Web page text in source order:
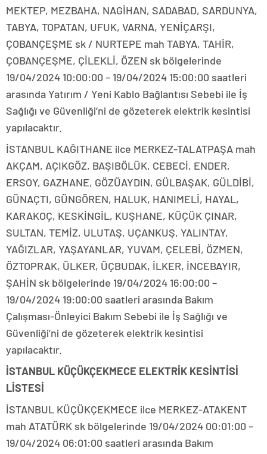
MEKTEP, MEZBAHA, NAGİHAN, SADABAD, SARDUNYA,
TABYA, TOPATAN, UFUK, VARNA, YENİÇARŞI,
ÇOBANÇEŞME sk / NURTEPE mah TABYA, TAHİR,
ÇOBANÇEŞME, ÇİLEKLİ, ÖZEN sk bölgelerinde
19/04/2024 10:00:00 – 19/04/2024 15:00:00 saatleri
arasında Yatırım / Yeni Kablo Bağlantısı Sebebi ile İş
Sağlığı ve Güvenliği’ni de gözeterek elektrik kesintisi
yapılacaktır.
İSTANBUL KAĞITHANE ilce MERKEZ-TALATPAŞA mah
AKÇAM, AÇIKGÖZ, BAŞIBÖLÜK, CEBECİ, ENDER,
ERSOY, GAZHANE, GÖZÜAYDIN, GÜLBAŞAK, GÜLDİBİ,
GÜNAÇTI, GÜNGÖREN, HALUK, HANIMELİ, HAYAL,
KARAKOÇ, KESKİNGİL, KUŞHANE, KÜÇÜK ÇINAR,
SULTAN, TEMİZ, ULUTAŞ, UÇANKUŞ, YALINTAY,
YAĞIZLAR, YAŞAYANLAR, YUVAM, ÇELEBİ, ÖZMEN,
ÖZTOPRAK, ÜLKER, ÜÇBUDAK, İLKER, İNCEBAYIR,
ŞAHİN sk bölgelerinde 19/04/2024 16:00:00 –
19/04/2024 19:00:00 saatleri arasında Bakım
Çalışması-Önleyici Bakım Sebebi ile İş Sağlığı ve
Güvenliği’ni de gözeterek elektrik kesintisi
yapılacaktır.
İSTANBUL KÜÇÜKÇEKMECE ELEKTRİK KESİNTİSİ
LİSTESİ
İSTANBUL KÜÇÜKÇEKMECE ilce MERKEZ-ATAKENT
mah ATATÜRK sk bölgelerinde 19/04/2024 00:01:00 –
19/04/2024 06:01:00 saatleri arasında Bakım